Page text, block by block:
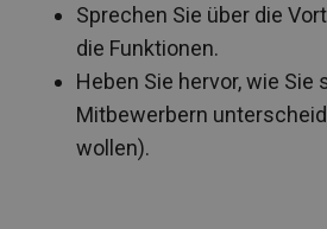
Sprechen Sie über die
die Funktionen.
Heben Sie hervor, wie Sie
Mitbewerbern
wollen).